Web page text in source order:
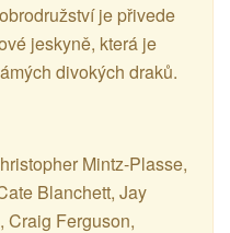
je přivede
jeskyně, která je
divokých draků.
Mintz-Plasse,
Blanchett, Jay
Craig Ferguson,